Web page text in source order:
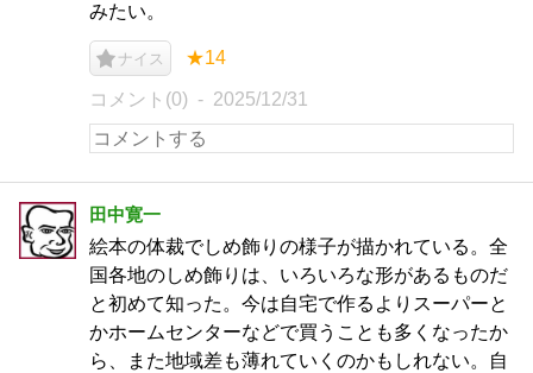
みたい。
ナイス ★14
コメント(0) 2025/12/31
田中寛一
絵本の体裁でしめ飾りの様子が描かれている。全
国各地のしめ飾りは、いろいろな形があるものだ
と初めて知った。今は自宅で作るよりスーパーと
かホームセンターなどで買うことも多くなったか
ら、また地域差も薄れていくのかもしれない。自